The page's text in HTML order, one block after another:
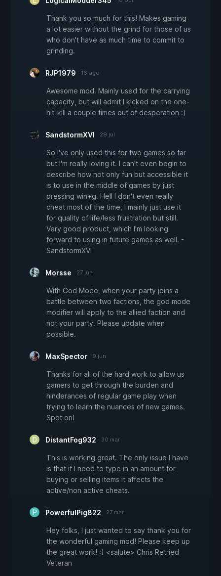
Thank you so much for this! Makes gaming
a lot easier without the grind for those of us
who don't have as much time to commit to
grinding.
RJP1979 16 ago
Awesome mod. Mainly used for the carrying
capacity, but will admit I kicked on the one-
hit-kill a couple times out of desperation :)
SandstormXVI 29 jul
So I've only used this for two games so far
but I'm really loving it. I can't even begin to
describe how not only fun but accessible it
is to use in the middle of games by just
pressing win+g. Hell I don't even really
cheat most of the time, I mainly just use it
for quality of life/less frustration but still.
Very good product, which I'm looking
forward to using in future games as well. -
SandstormXVI
Morsse 27 jun
With God Mode, when your party joins a
battle between two factions, the god mode
modifier will apply to the allied faction and
not your party. Please update when
possible.
MaxSpector 9 jun
Thanks for all of the hard work to allow us
gamers to get through the burden and
hinderances of regular game play when
trying to learn the nuances of new games.
Spot on!
DistantFog932 30 mar
This is working great. The only issue I have
is that if I need to type in an amount for
buying or selling items it affects the
active/non active cheats.
PowerfulPig822 27 mar
Hey folks, I just wanted to say thank you for
the wonderful gaming mod! Please keep up
the great work! :) <salute> Chris Retried
Veteran